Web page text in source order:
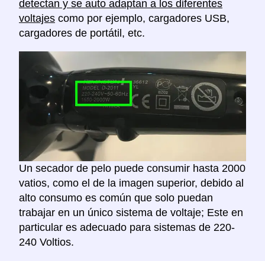
detectan y se auto adaptan a los diferentes
voltajes como por ejemplo, cargadores USB,
cargadores de portátil, etc.
Un secador de pelo puede consumir hasta 2000
vatios, como el de la imagen superior, debido al
alto consumo es común que solo puedan
trabajar en un único sistema de voltaje; Este en
particular es adecuado para sistemas de 220-
240 Voltios.